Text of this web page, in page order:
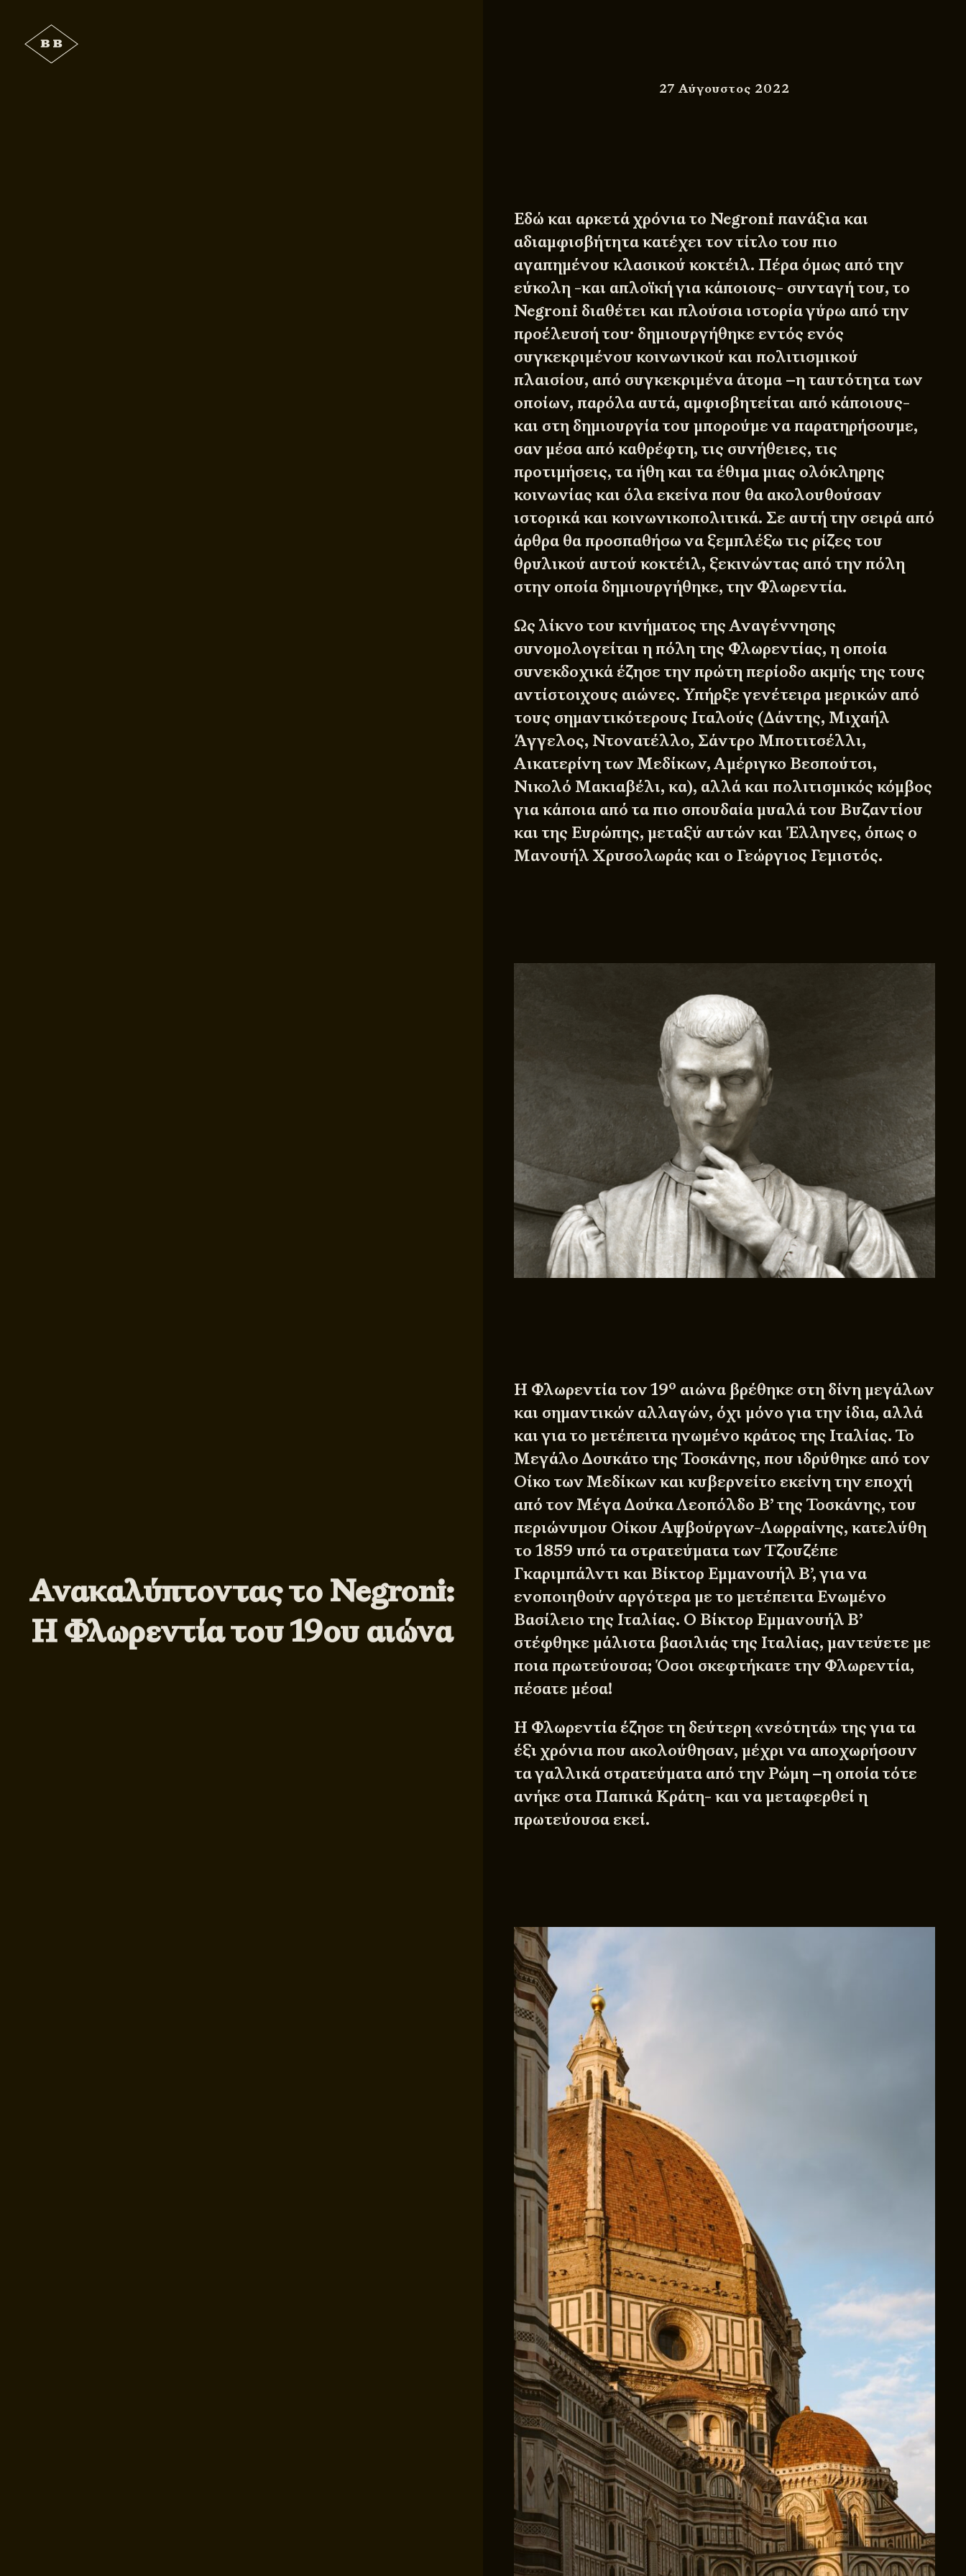
Ανακαλύπτοντας το Negroni:
Η Φλωρεντία του 19ου αιώνα
27 Αύγουστος 2022
Εδώ και αρκετά χρόνια το Negroni πανάξια και
αδιαμφισβήτητα κατέχει τον τίτλο του πιο
αγαπημένου κλασικού κοκτέιλ. Πέρα όμως από την
εύκολη -και απλοϊκή για κάποιους- συνταγή του, το
Negroni διαθέτει και πλούσια ιστορία γύρω από την
προέλευσή του· δημιουργήθηκε εντός ενός
συγκεκριμένου κοινωνικού και πολιτισμικού
πλαισίου, από συγκεκριμένα άτομα –η ταυτότητα των
οποίων, παρόλα αυτά, αμφισβητείται από κάποιους-
και στη δημιουργία του μπορούμε να παρατηρήσουμε,
σαν μέσα από καθρέφτη, τις συνήθειες, τις
προτιμήσεις, τα ήθη και τα έθιμα μιας ολόκληρης
κοινωνίας και όλα εκείνα που θα ακολουθούσαν
ιστορικά και κοινωνικοπολιτικά. Σε αυτή την σειρά από
άρθρα θα προσπαθήσω να ξεμπλέξω τις ρίζες του
θρυλικού αυτού κοκτέιλ, ξεκινώντας από την πόλη
στην οποία δημιουργήθηκε, την Φλωρεντία.
Ως λίκνο του κινήματος της Αναγέννησης
συνομολογείται η πόλη της Φλωρεντίας, η οποία
συνεκδοχικά έζησε την πρώτη περίοδο ακμής της τους
αντίστοιχους αιώνες. Υπήρξε γενέτειρα μερικών από
τους σημαντικότερους Ιταλούς (Δάντης, Μιχαήλ
Άγγελος, Ντονατέλλο, Σάντρο Μποτιτσέλλι,
Αικατερίνη των Μεδίκων, Αμέριγκο Βεσπούτσι,
Νικολό Μακιαβέλι, κα), αλλά και πολιτισμικός κόμβος
για κάποια από τα πιο σπουδαία μυαλά του Βυζαντίου
και της Ευρώπης, μεταξύ αυτών και Έλληνες, όπως ο
Μανουήλ Χρυσολωράς και ο Γεώργιος Γεμιστός.
Η Φλωρεντία τον 19ο αιώνα βρέθηκε στη δίνη μεγάλων
και σημαντικών αλλαγών, όχι μόνο για την ίδια, αλλά
και για το μετέπειτα ηνωμένο κράτος της Ιταλίας. Το
Μεγάλο Δουκάτο της Τοσκάνης, που ιδρύθηκε από τον
Οίκο των Μεδίκων και κυβερνείτο εκείνη την εποχή
από τον Μέγα Δούκα Λεοπόλδο Β’ της Τοσκάνης, του
περιώνυμου Οίκου Αψβούργων-Λωρραίνης, κατελύθη
το 1859 υπό τα στρατεύματα των Τζουζέπε
Γκαριμπάλντι και Βίκτορ Εμμανουήλ Β’, για να
ενοποιηθούν αργότερα με το μετέπειτα Ενωμένο
Βασίλειο της Ιταλίας. Ο Βίκτορ Εμμανουήλ Β’
στέφθηκε μάλιστα βασιλιάς της Ιταλίας, μαντεύετε με
ποια πρωτεύουσα; Όσοι σκεφτήκατε την Φλωρεντία,
πέσατε μέσα!
Η Φλωρεντία έζησε τη δεύτερη «νεότητά» της για τα
έξι χρόνια που ακολούθησαν, μέχρι να αποχωρήσουν
τα γαλλικά στρατεύματα από την Ρώμη –η οποία τότε
ανήκε στα Παπικά Κράτη- και να μεταφερθεί η
πρωτεύουσα εκεί.